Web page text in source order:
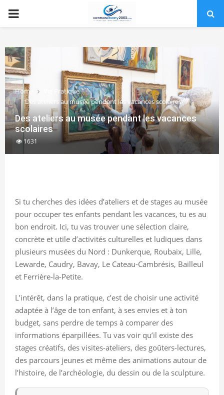
PRIMARY
Home
Vie Pratique
Des ateliers au musée pendant les vacances scolaires
Des ateliers au musée pendant les vacances
scolaires
1631
Si tu cherches des idées d’ateliers et de stages au musée
pour occuper tes enfants pendant les vacances, tu es au
bon endroit. Ici, tu vas trouver une sélection claire,
concrète et utile d’activités culturelles et ludiques dans
plusieurs musées du Nord : Dunkerque, Roubaix, Lille,
Lewarde, Caudry, Bavay, Le Cateau-Cambrésis, Bailleul
et Ferrière-la-Petite.
L’intérêt, dans la pratique, c’est de choisir une activité
adaptée à l’âge de ton enfant, à ses envies et à ton
budget, sans perdre de temps à comparer des
informations éparpillées. Tu vas voir qu’il existe des
stages créatifs, des visites-ateliers, des goûters-lectures,
des parcours jeunes et même des animations autour de
l’histoire, de l’archéologie, du dessin ou de la sculpture.